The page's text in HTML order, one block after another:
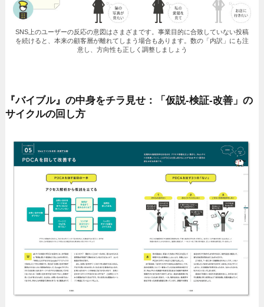
SNS上のユーザーの反応の意図はさまざまです。事業目的に合致していない投稿
を続けると、本来の顧客層が離れてしまう場合もあります。数の「内訳」にも注
意し、方向性も正しく調整しましょう
『バイブル』の中身をチラ見せ：「仮説-検証-改善」の
サイクルの回し方